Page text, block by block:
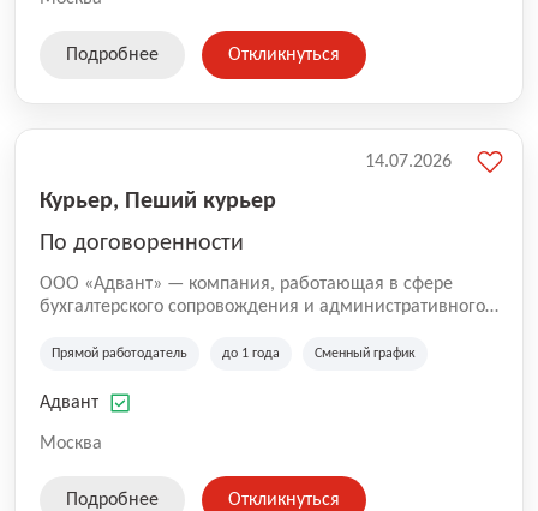
Подробнее Откликнуться
Курьер, Пеший курьер
По договоренности
ООО «Адвант» — компания, работающая в сфере
бухгалтерского сопровождения и административного
зарегистрирована в Санкт-Петербурге и
лиц и коммерческих организаций.
Прямой работодатель до 1 года Сменный график
Адвант
Москва
14.07.2026
Подробнее Откликнуться